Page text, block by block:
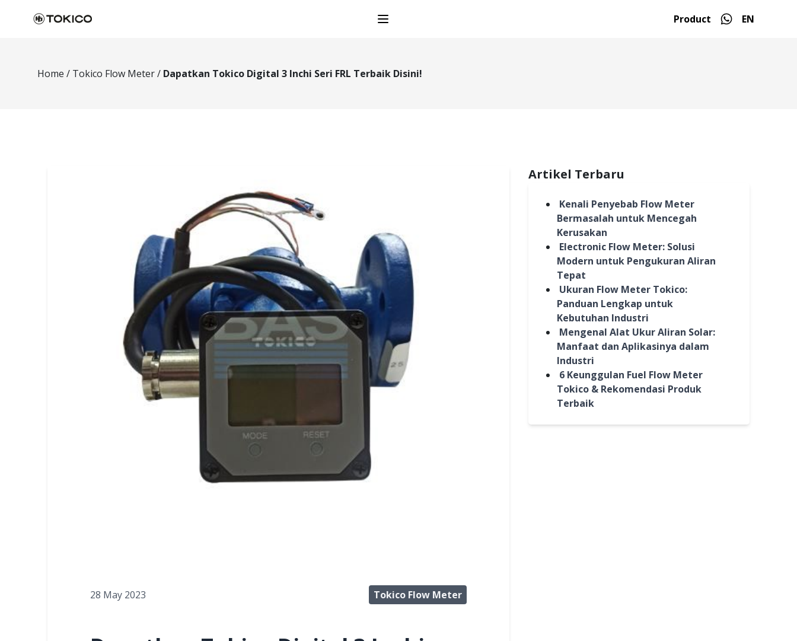
Open main menu Product EN
Home / Tokico Flow Meter/ Dapatkan Tokico Digital 3 Inchi Seri FRL Terbaik Disini!
28 May 2023 Tokico Flow Meter
Artikel Terbaru
Kenali Penyebab Flow Meter
Bermasalah untuk Mencegah
Kerusakan
Electronic Flow Meter: Solusi
Modern untuk Pengukuran Aliran
Tepat
Ukuran Flow Meter Tokico:
Panduan Lengkap untuk
Kebutuhan Industri
Mengenal Alat Ukur Aliran Solar:
Manfaat dan Aplikasinya dalam
Industri
6 Keunggulan Fuel Flow Meter
Tokico & Rekomendasi Produk
Terbaik